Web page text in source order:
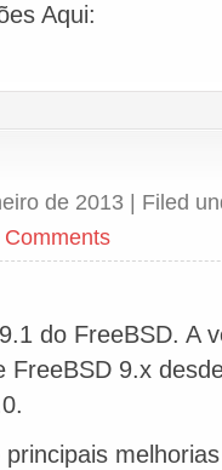
Aqui:
de 2013 | Filed
Comments
do FreeBSD. A
FreeBSD 9.x